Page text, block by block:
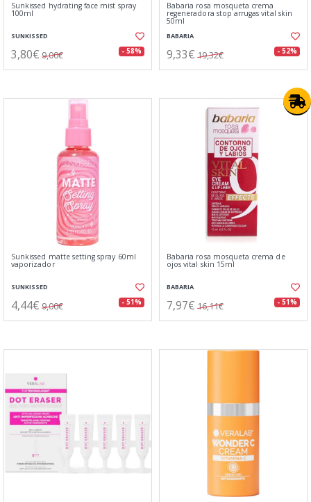
Sunkissed hydrating face mist spray
100ml
SUNKISSED
3,80€ 9,00€ - 58%
Babaria rosa mosqueta crema
regeneradora stop arrugas vital skin
50ml
BABARIA
9,33€ 19,32€ - 52%
Sunkissed matte setting spray 60ml
vaporizador
SUNKISSED
4,44€ 9,00€ - 51%
Babaria rosa mosqueta crema de
ojos vital skin 15ml
BABARIA
7,97€ 16,11€ - 51%